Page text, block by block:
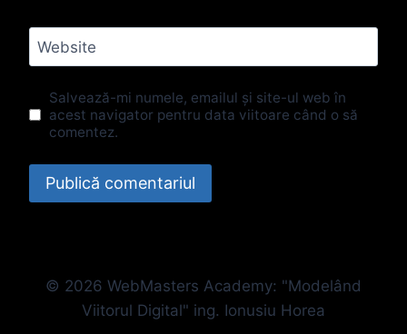
Website
Salvează-mi numele, emailul și site-ul web în
acest navigator pentru data viitoare când o să
comentez.
© 2026 WebMasters Academy: "Modelând
Viitorul Digital" ing. Ionusiu Horea